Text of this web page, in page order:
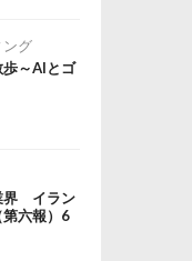
ング
～AIとゴ
界 イラン
六報）6